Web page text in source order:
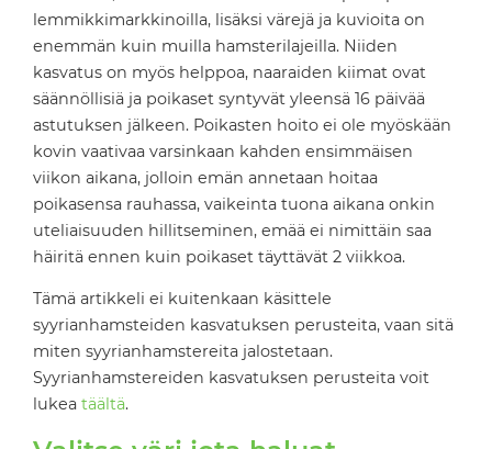
lemmikkimarkkinoilla, lisäksi värejä ja kuvioita on
enemmän kuin muilla hamsterilajeilla. Niiden
kasvatus on myös helppoa, naaraiden kiimat ovat
säännöllisiä ja poikaset syntyvät yleensä 16 päivää
astutuksen jälkeen. Poikasten hoito ei ole myöskään
kovin vaativaa varsinkaan kahden ensimmäisen
viikon aikana, jolloin emän annetaan hoitaa
poikasensa rauhassa, vaikeinta tuona aikana onkin
uteliaisuuden hillitseminen, emää ei nimittäin saa
häiritä ennen kuin poikaset täyttävät 2 viikkoa.
Tämä artikkeli ei kuitenkaan käsittele
syyrianhamsteiden kasvatuksen perusteita, vaan sitä
miten syyrianhamstereita jalostetaan.
Syyrianhamstereiden kasvatuksen perusteita voit
lukea täältä.